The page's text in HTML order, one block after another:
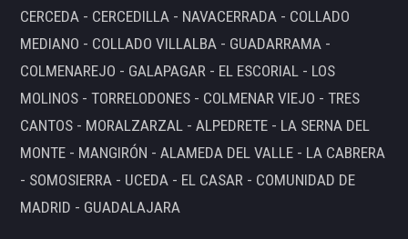
CERCEDA - CERCEDILLA - NAVACERRADA - COLLADO
MEDIANO - COLLADO VILLALBA - GUADARRAMA -
COLMENAREJO - GALAPAGAR - EL ESCORIAL - LOS
MOLINOS - TORRELODONES - COLMENAR VIEJO - TRES
CANTOS - MORALZARZAL - ALPEDRETE - LA SERNA DEL
MONTE - MANGIRÓN - ALAMEDA DEL VALLE - LA CABRERA
- SOMOSIERRA - UCEDA - EL CASAR - COMUNIDAD DE
MADRID - GUADALAJARA